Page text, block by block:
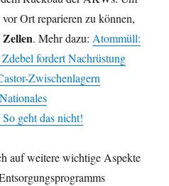
Ort reparieren zu können,
Zellen. Mehr dazu:Atommüll:
fordert Nachrüstung
Zwischenlagern
geht das nicht!
auf weitere wichtige Aspekte